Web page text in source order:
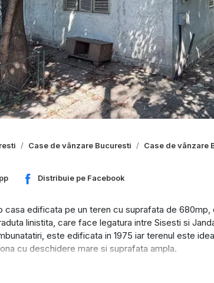
Case de vânzare Bucuresti Case de vânzare
Distribuie pe Facebook
casa edificata pe un teren cu suprafata de
linistita, care face legatura intre Sisesti si
este edificata in 1975 iar terenul este
cu deschidere mare si suprafata ampla.
astfel un potențial de construcție excelent